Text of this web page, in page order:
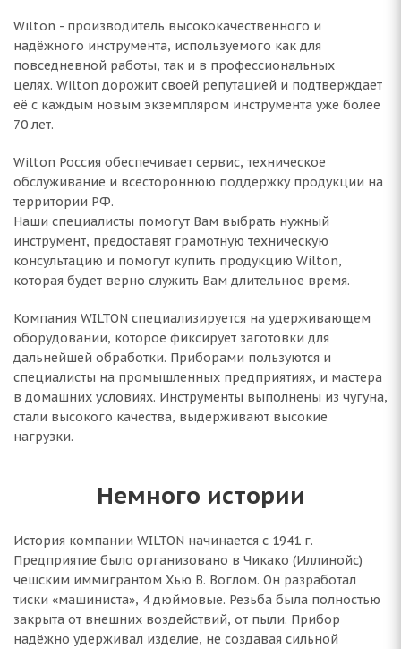
Wilton - производитель высококачественного и
надёжного инструмента, используемого как для
повседневной работы, так и в профессиональных
целях. Wilton дорожит своей репутацией и подтверждает
её с каждым новым экземпляром инструмента уже более
70 лет.
Wilton Россия обеспечивает сервис, техническое
обслуживание и всестороннюю поддержку продукции на
территории РФ.
Наши специалисты помогут Вам выбрать нужный
инструмент, предоставят грамотную техническую
консультацию и помогут купить продукцию Wilton,
которая будет верно служить Вам длительное время.
Компания WILTON специализируется на удерживающем
оборудовании, которое фиксирует заготовки для
дальнейшей обработки. Приборами пользуются и
специалисты на промышленных предприятиях, и мастера
в домашних условиях. Инструменты выполнены из чугуна,
стали высокого качества, выдерживают высокие
нагрузки.
Немного истории
История компании WILTON начинается с 1941 г.
Предприятие было организовано в Чикако (Иллинойс)
чешским иммигрантом Хью В. Воглом. Он разработал
тиски «машиниста», 4 дюймовые. Резьба была полностью
закрыта от внешних воздействий, от пыли. Прибор
надёжно удерживал изделие, не создавая сильной